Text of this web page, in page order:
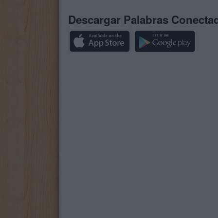
Descargar Palabras